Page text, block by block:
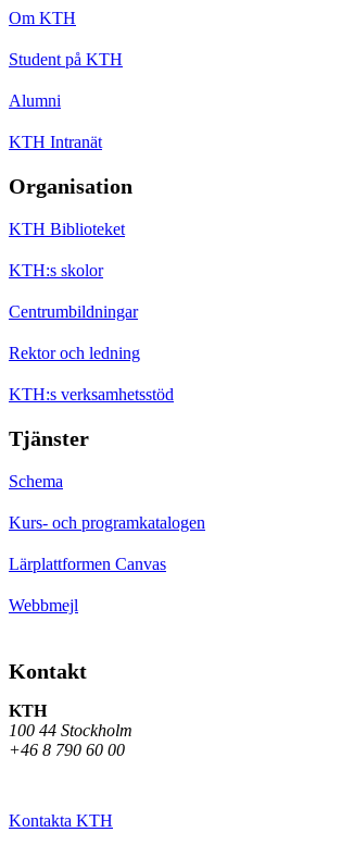
Om KTH
Student på KTH
Alumni
KTH Intranät
Organisation
KTH Biblioteket
KTH:s skolor
Centrumbildningar
Rektor och ledning
KTH:s verksamhetsstöd
Tjänster
Schema
Kurs- och programkatalogen
Lärplattformen Canvas
Webbmejl
Kontakt
KTH
100 44 Stockholm
+46 8 790 60 00
Kontakta KTH